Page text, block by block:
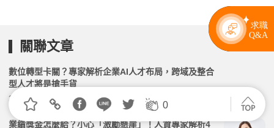
0
關聯文章
數位轉型卡關？專家解析企業AI人才布局，跨域及整合
型人才將是搶手貨
2026.05.14 | 104小編 | 1737觀看數
業績獎金怎麼給？小心「激勵懸崖」！人資專家解析4